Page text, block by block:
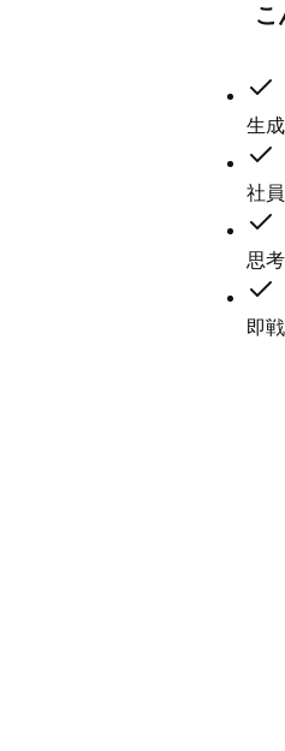
こ
生
社
思
即